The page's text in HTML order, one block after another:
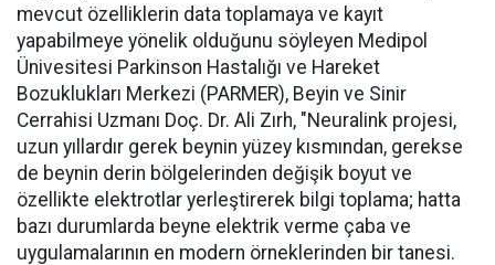
mevcut özelliklerin data toplamaya ve kayıt
yapabilmeye yönelik olduğunu söyleyen Medipol
Ünivesitesi Parkinson Hastalığı ve Hareket
Bozuklukları Merkezi (PARMER), Beyin ve Sinir
Cerrahisi Uzmanı Doç. Dr. Ali Zırh, "Neuralink projesi,
uzun yıllardır gerek beynin yüzey kısmından, gerekse
de beynin derin bölgelerinden değişik boyut ve
özellikte elektrotlar yerleştirerek bilgi toplama; hatta
bazı durumlarda beyne elektrik verme çaba ve
uygulamalarının en modern örneklerinden bir tanesi.